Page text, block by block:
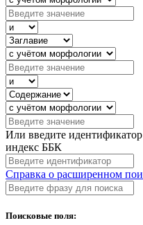
Или введите
индекс ББК
Справка о расширенном
Поисковые поля: